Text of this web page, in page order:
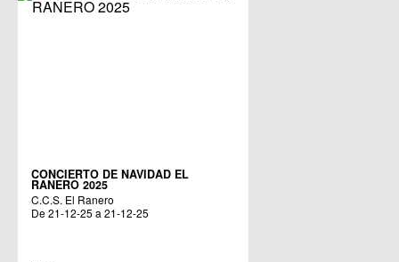
CONCIERTO DE NAVIDAD EL
RANERO 2025
C.C.S. El Ranero
De 21-12-25 a 21-12-25